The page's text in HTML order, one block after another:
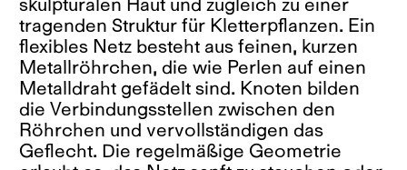
tragenden Struktur für Kletterpflanzen. Ein
flexibles Netz besteht aus feinen, kurzen
Metallröhrchen, die wie Perlen auf einen
Metalldraht gefädelt sind. Knoten bilden
die Verbindungsstellen zwischen den
Röhrchen und vervollständigen das
Geflecht. Die regelmäßige Geometrie